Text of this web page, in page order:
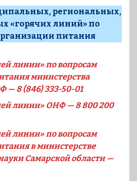
региональных,
«горячих линий» по
питания
линии» по вопросам
министерства
— 8 (846) 333-50-01
линии» ОНФ — 8 800 200
линии» по вопросам
в министерстве
Самарской области —